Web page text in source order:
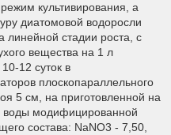
культивирования, а
диатомовой водоросли
линейной стадии роста, с
вещества на 1 л
12 суток в
плоскопараллельного
5 см, на приготовленной на
воды модифицированной
состава: NaNO3 - 7,50,